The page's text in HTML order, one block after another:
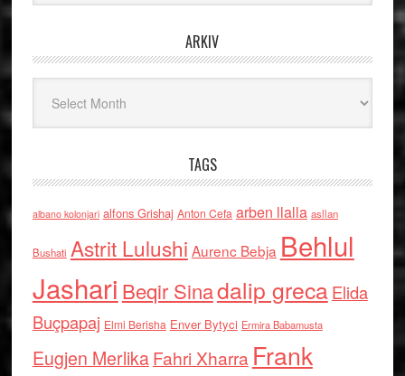
ARKIV
TAGS
albano kolonjari alfons Grishaj Anton Cefa arben llalla asllan
Bushati Astrit Lulushi Aurenc Bebja Behlul
Jashari Beqir Sinadalip grecaElida
Buçpapaj Elmi Berisha Enver Bytyci Ermira Babamusta
Eugjen MerlikaFahri Xharra Frank